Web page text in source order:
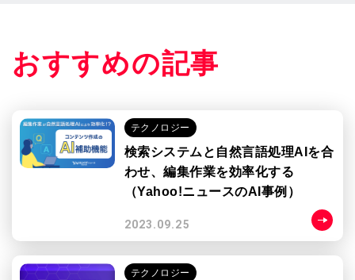
おすすめの記事
テクノロジー
検索システムと自然言語処理AIを合
わせ、編集作業を効率化する
（Yahoo!ニュースのAI事例）
2023.09.25
テクノロジー